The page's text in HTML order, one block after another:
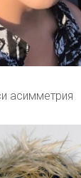
асимметрия